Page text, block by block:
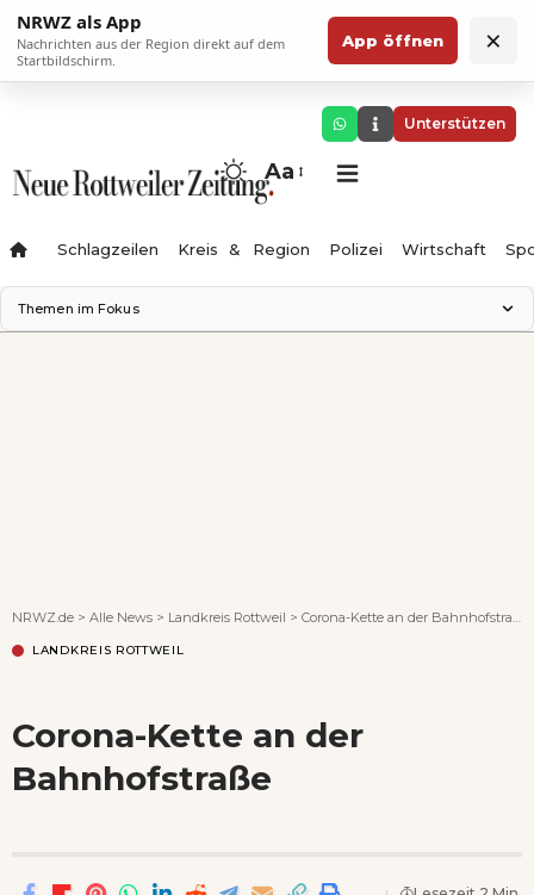
NRWZ als App
Nachrichten aus der Region direkt auf dem
Startbildschirm.
App öffnen ×
Unterstützen
Aa
Schlagzeilen Kreis & Region Polizei Wirtschaft
Themen im Fokus
NRWZ.de > Alle News > Landkreis Rottweil > Corona-Kette an der Bahnhofstraße
LANDKREIS ROTTWEIL
Corona-Kette an der
Bahnhofstraße